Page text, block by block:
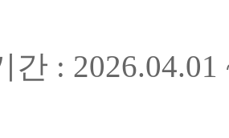
간 :